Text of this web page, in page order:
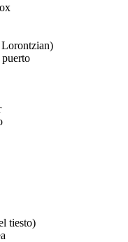
tiesto)